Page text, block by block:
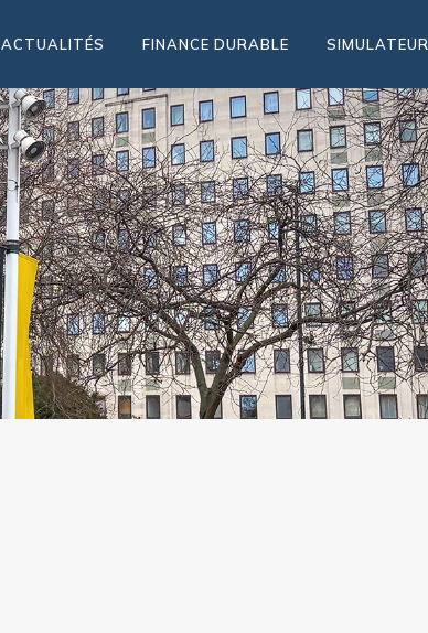
ACTUALITÉS FINANCE DURABLE SIMULATEUR